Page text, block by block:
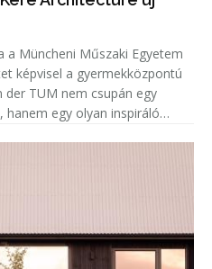
a Müncheni Műszaki Egyetem
képvisel a gyermekközpontú
der TUM nem csupán egy
hanem egy olyan inspiráló